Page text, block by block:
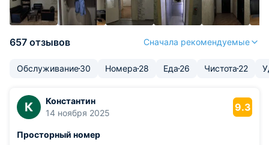
657 отзывов Сначала рекомендуемые
Обслуживание30 Номера 28 Еда 26 Чистота 22
К
Константин
14 ноября 2025
9.3
Просторный номер